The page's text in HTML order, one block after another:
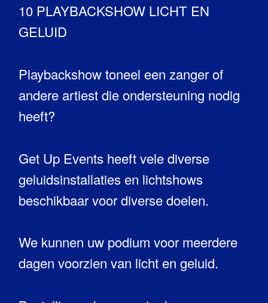
10 PLAYBACKSHOW LICHT EN
GELUID
Playbackshow toneel een zanger of
andere artiest die ondersteuning nodig
heeft?
Get Up Events heeft vele diverse
geluidsinstallaties en lichtshows
beschikbaar voor diverse doelen.
We kunnen uw podium voor meerdere
dagen voorzien van licht en geluid.